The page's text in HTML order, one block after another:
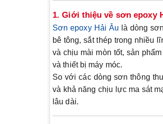
1. Giới thiệu về sơn epoxy
Sơn epoxy Hải Âu là dòng
bê tông, sắt thép trong nhiều
và chịu mài mòn tốt, sản
và thiết bị máy móc.
So với các dòng sơn thông
và khả năng chịu lực ma sát
lâu dài.